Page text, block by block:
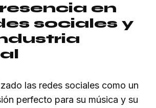
en
sociales y
las redes sociales como un
perfecto para su música y su